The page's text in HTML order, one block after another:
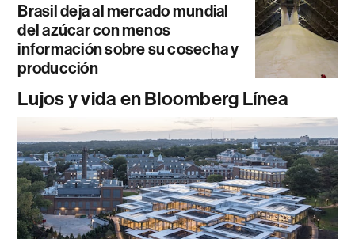
Brasil deja al mercado mundial
del azúcar con menos
información sobre su cosecha y
producción
Lujos y vida en Bloomberg Línea